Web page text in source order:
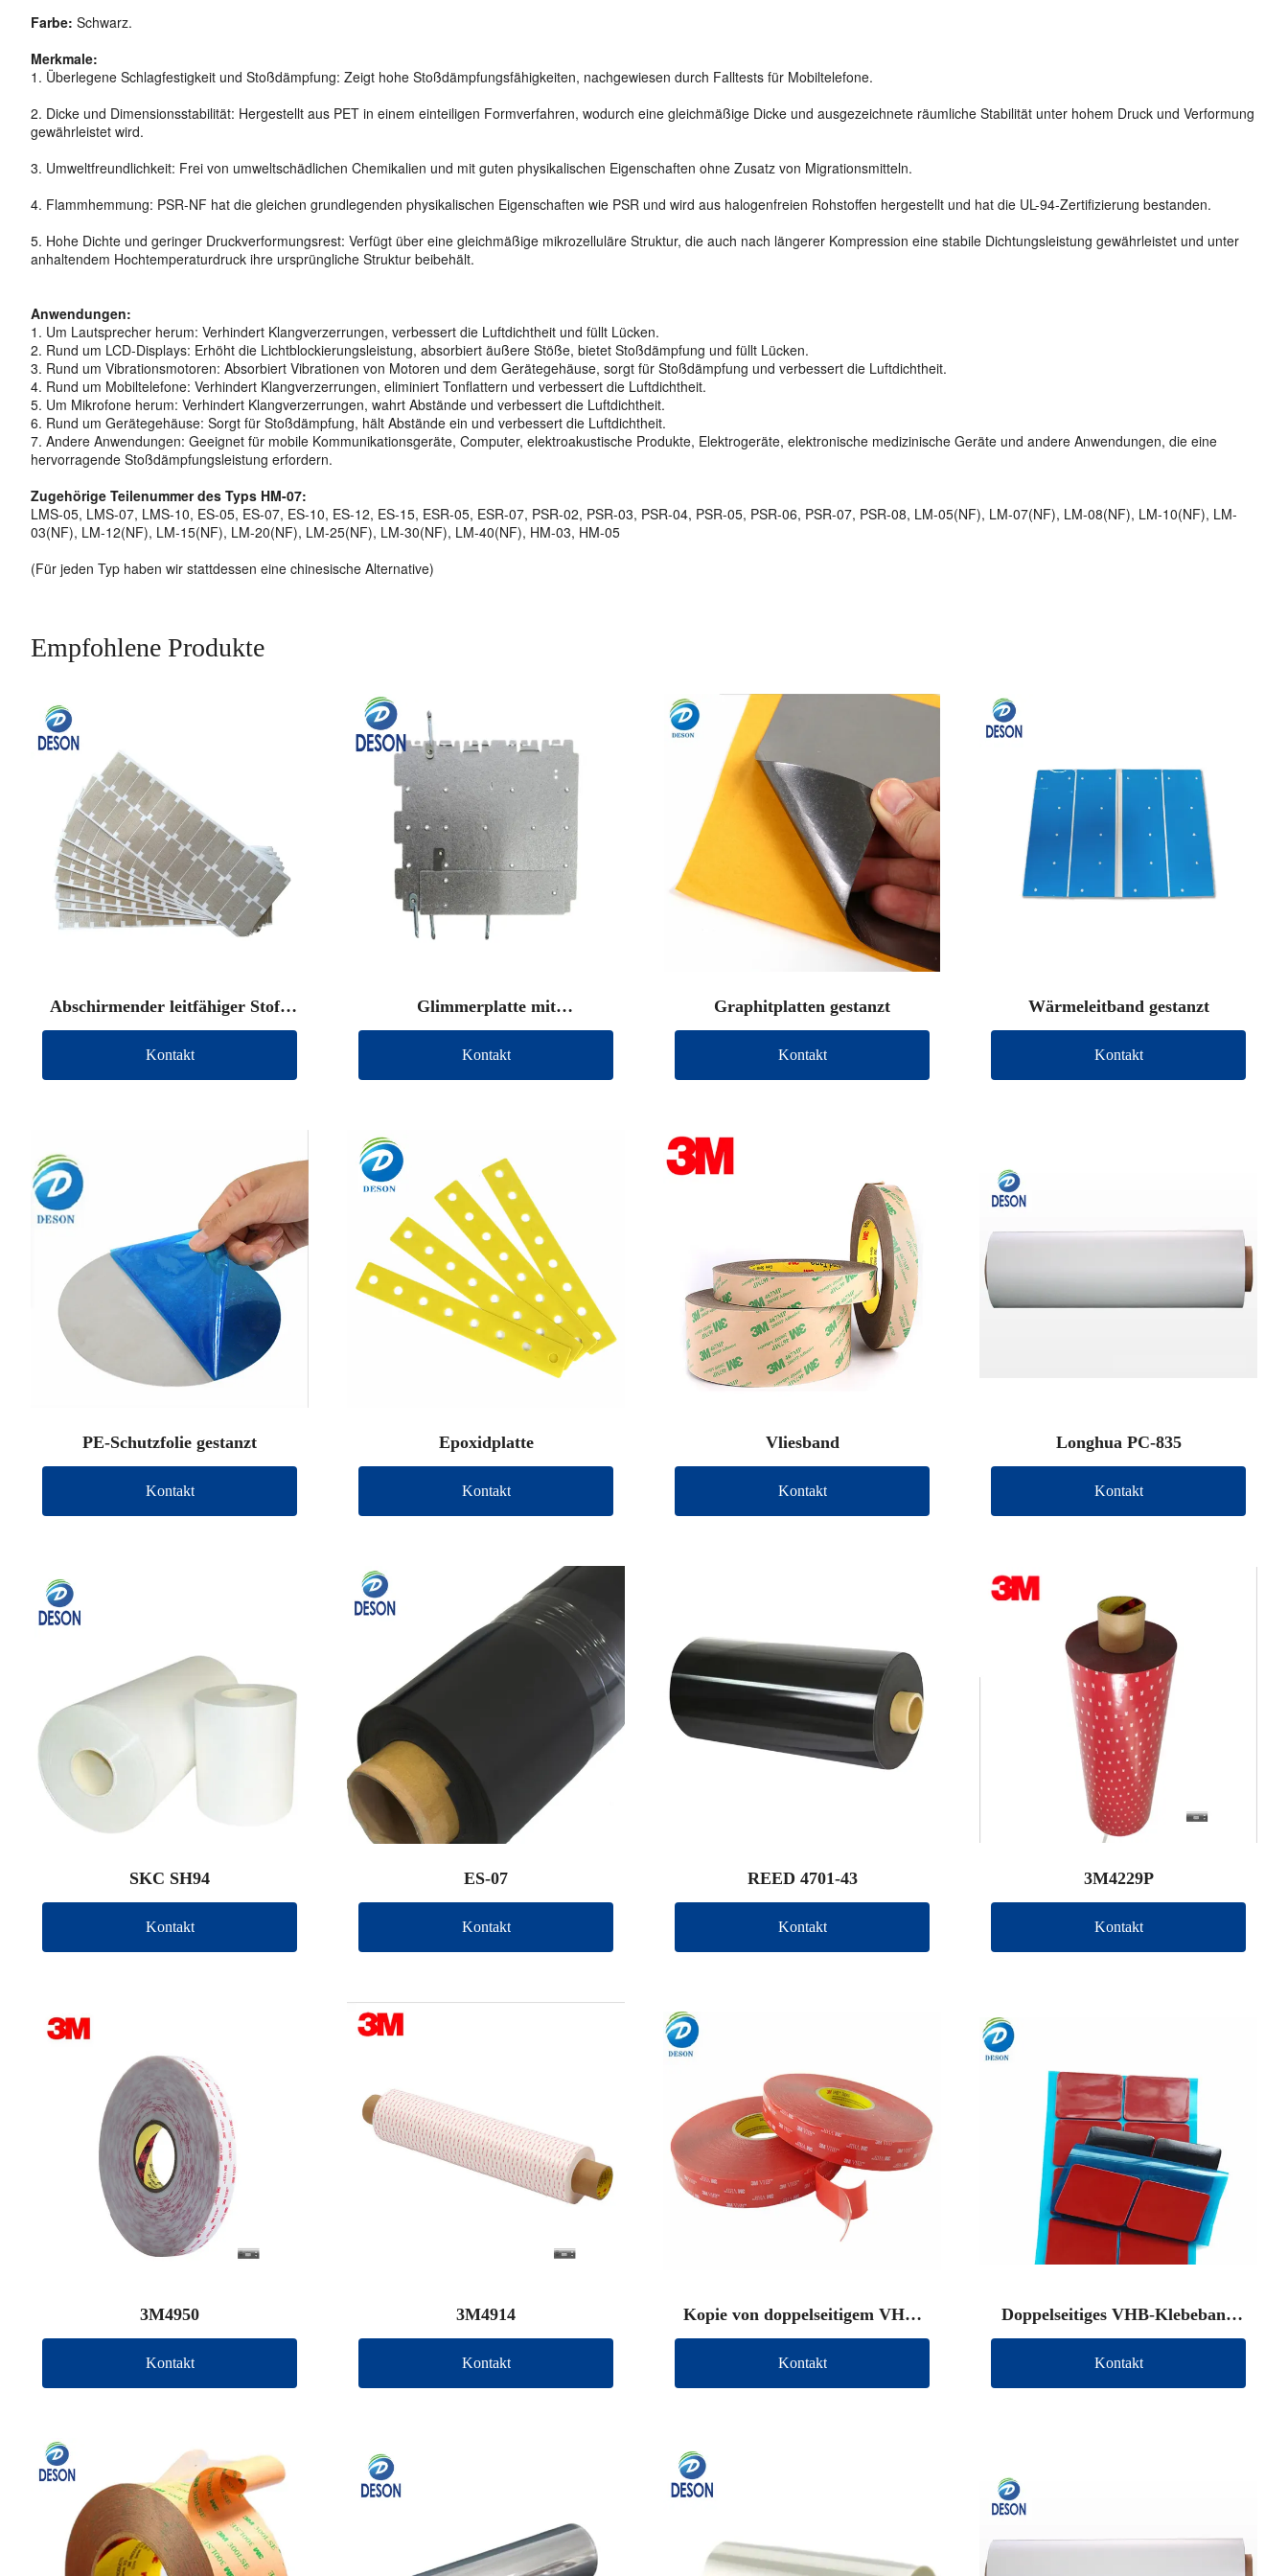
Farbe: Schwarz.
Merkmale:
1. Überlegene Schlagfestigkeit und Stoßdämpfung: Zeigt hohe Stoßdämpfungsfähigkeiten, nachgewiesen durch Falltests für Mobiltelefone.
2. Dicke und Dimensionsstabilität: Hergestellt aus PET in einem einteiligen Formverfahren, wodurch eine gleichmäßige Dicke und ausgezeichnete räumliche Stabilität unter hohem Druck und Verformung
gewährleistet wird.
3. Umweltfreundlichkeit: Frei von umweltschädlichen Chemikalien und mit guten physikalischen Eigenschaften ohne Zusatz von Migrationsmitteln.
4. Flammhemmung: PSR-NF hat die gleichen grundlegenden physikalischen Eigenschaften wie PSR und wird aus halogenfreien Rohstoffen hergestellt und hat die UL-94-Zertifizierung bestanden.
5. Hohe Dichte und geringer Druckverformungsrest: Verfügt über eine gleichmäßige mikrozelluläre Struktur, die auch nach längerer Kompression eine stabile Dichtungsleistung gewährleistet und unter
anhaltendem Hochtemperaturdruck ihre ursprüngliche Struktur beibehält.
Anwendungen:
1. Um Lautsprecher herum: Verhindert Klangverzerrungen, verbessert die Luftdichtheit und füllt Lücken.
2. Rund um LCD-Displays: Erhöht die Lichtblockierungsleistung, absorbiert äußere Stöße, bietet Stoßdämpfung und füllt Lücken.
3. Rund um Vibrationsmotoren: Absorbiert Vibrationen von Motoren und dem Gerätegehäuse, sorgt für Stoßdämpfung und verbessert die Luftdichtheit.
4. Rund um Mobiltelefone: Verhindert Klangverzerrungen, eliminiert Tonflattern und verbessert die Luftdichtheit.
5. Um Mikrofone herum: Verhindert Klangverzerrungen, wahrt Abstände und verbessert die Luftdichtheit.
6. Rund um Gerätegehäuse: Sorgt für Stoßdämpfung, hält Abstände ein und verbessert die Luftdichtheit.
7. Andere Anwendungen: Geeignet für mobile Kommunikationsgeräte, Computer, elektroakustische Produkte, Elektrogeräte, elektronische medizinische Geräte und andere Anwendungen, die eine
hervorragende Stoßdämpfungsleistung erfordern.
Zugehörige Teilenummer des Typs HM-07:
LMS-05, LMS-07, LMS-10, ES-05, ES-07, ES-10, ES-12, ES-15, ESR-05, ESR-07, PSR-02, PSR-03, PSR-04, PSR-05, PSR-06, PSR-07, PSR-08, LM-05(NF), LM-07(NF), LM-08(NF), LM-10(NF), LM-
03(NF), LM-12(NF), LM-15(NF), LM-20(NF), LM-25(NF), LM-30(NF), LM-40(NF), HM-03, HM-05
(Für jeden Typ haben wir stattdessen eine chinesische Alternative)
Empfohlene Produkte
Abschirmender leitfähiger Stoff,
gestanzt
Kontakt
Glimmerplatte mit
Anschlussdraht
Kontakt
Graphitplatten gestanzt
Kontakt
Wärmeleitband gestanzt
Kontakt
PE-Schutzfolie gestanzt
Kontakt
Epoxidplatte
Kontakt
Vliesband
Kontakt
Longhua PC-835
Kontakt
SKC SH94
Kontakt
ES-07
Kontakt
REED 4701-43
Kontakt
3M4229P
Kontakt
3M4950
Kontakt
3M4914
Kontakt
Kopie von doppelseitigem VHB-
Klebeband (andere Marke)
Kontakt
Doppelseitiges VHB-Klebeband
(andere Marke)
Kontakt